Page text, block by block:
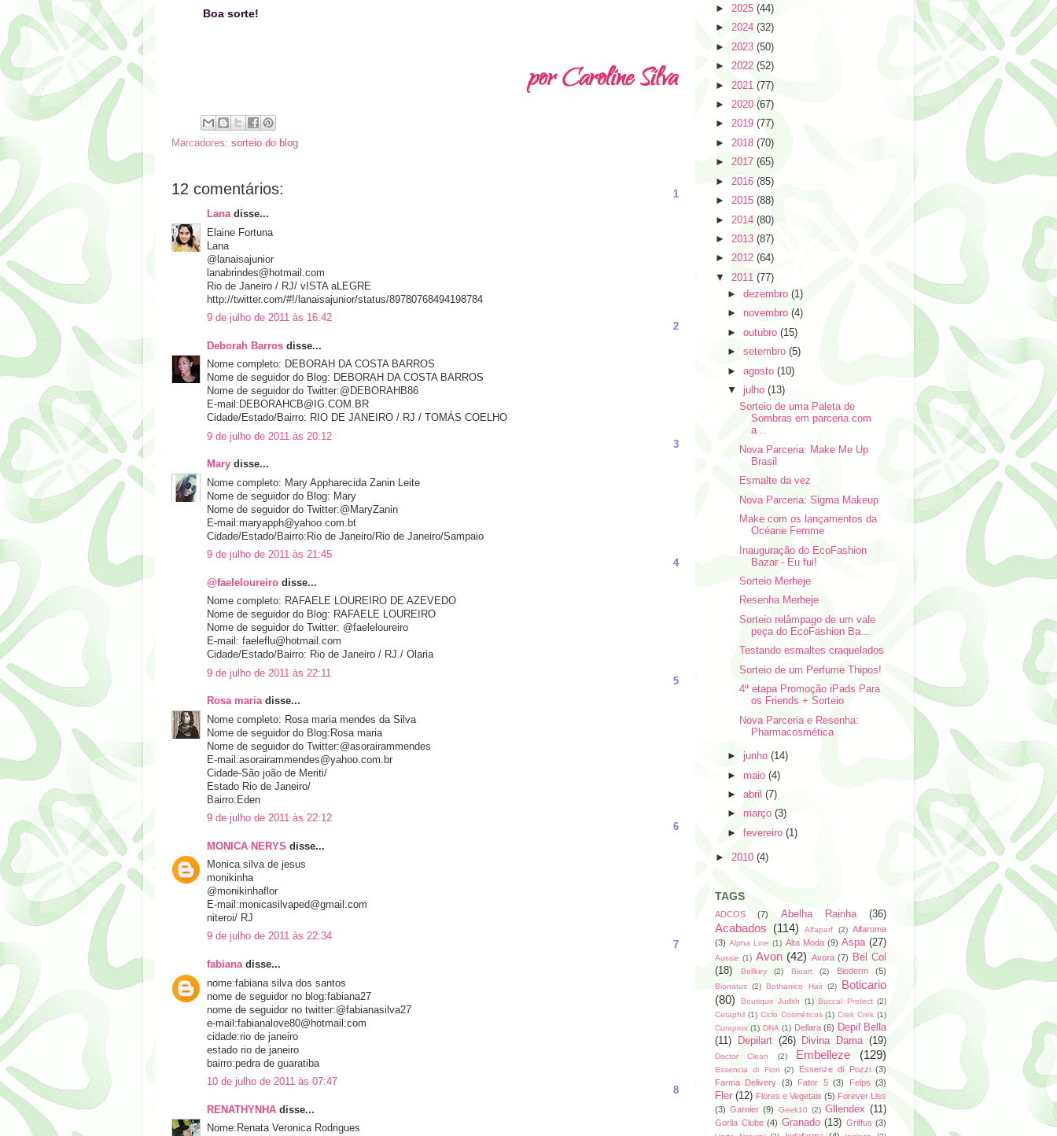
Boa sorte!
Marcadores: sorteio do blog
12 comentários:
Lanadisse...
1
Elaine Fortuna
Lana
@lanaisajunior
lanabrindes@hotmail.com
Rio de Janeiro / RJ/ vISTA aLEGRE
http://twitter.com/#!/lanaisajunior/status/89780768494198784
9 de julho de 2011 às 16:42
Deborah Barros disse...
2
Nome completo: DEBORAH DA COSTA BARROS
Nome de seguidor do Blog: DEBORAH DA COSTA BARROS
Nome de seguidor do Twitter:@DEBORAHB86
E-mail:DEBORAHCB@IG.COM.BR
Cidade/Estado/Bairro: RIO DE JANEIRO / RJ / TOMÁS COELHO
9 de julho de 2011 às 20:12
Mary disse...
3
Nome completo: Mary Appharecida Zanin Leite
Nome de seguidor do Blog: Mary
Nome de seguidor do Twitter:@MaryZanin
E-mail:maryapph@yahoo.com.bt
Cidade/Estado/Bairro:Rio de Janeiro/Rio de Janeiro/Sampaio
9 de julho de 2011 às 21:45
@faeleloureiro disse...
4
Nome completo: RAFAELE LOUREIRO DE AZEVEDO
Nome de seguidor do Blog: RAFAELE LOUREIRO
Nome de seguidor do Twitter: @faeleloureiro
E-mail: faeleflu@hotmail.com
Cidade/Estado/Bairro: Rio de Janeiro / RJ / Olaria
9 de julho de 2011 às 22:11
Rosa mariadisse...
5
Nome completo: Rosa maria mendes da Silva
Nome de seguidor do Blog:Rosa maria
Nome de seguidor do Twitter:@asorairammendes
E-mail:asorairammendes@yahoo.com.br
Cidade-São joão de Meriti/
Estado Rio de Janeiro/
Bairro:Eden
9 de julho de 2011 às 22:12
MONICA NERYS disse...
6
Monica silva de jesus
monikinha
@monikinhaflor
E-mail:monicasilvaped@gmail.com
niteroi/ RJ
9 de julho de 2011 às 22:34
fabianadisse...
7
nome:fabiana silva dos santos
nome de seguidor no blog:fabiana27
nome de seguidor no twitter:@fabianasilva27
e-mail:fabianalove80@hotmail.com
cidade:rio de janeiro
estado rio de janeiro
bairro:pedra de guaratiba
10 de julho de 2011 às 07:47
RENATHYNHA disse...
8
Nome:Renata Veronica Rodrigues
► 2025 (44)
► 2024 (32)
► 2023 (50)
► 2022 (52)
► 2021 (77)
► 2020 (67)
► 2019 (77)
► 2018 (70)
► 2017 (65)
► 2016 (85)
► 2015 (88)
► 2014 (80)
► 2013 (87)
► 2012 (64)
▼ 2011 (77)
►dezembro(1)
► novembro(4)
►outubro(15)
►setembro(5)
►agosto(10)
▼ julho(13)
Sorteio de uma Paleta de
Sombras em parceria com
a...
Nova Parceria: Make Me Up
Brasil
Esmalte da vez
Nova Parceria: Sigma Makeup
Make com os lançamentos da
Océane Femme
Inauguração do EcoFashion
Bazar - Eu fui!
Sorteio Merheje
Resenha Merheje
Sorteio relâmpago de um vale
peça do EcoFashion Ba...
Testando esmaltes craquelados
Sorteio de um Perfume Thipos!
4ª etapa Promoção iPads Para
os Friends + Sorteio
Nova Parceria e Resenha:
Pharmacosmética
► junho(14)
► maio(4)
►abril(7)
► março(3)
►fevereiro(1)
► 2010 (4)
TAGS
ADCOS (7) Abelha Rainha (36)
Acabados (114) Alfaparf (2) Alfaroma
(3) Alpha Line (1) Alta Moda (9) Aspa (27)
Aussie (1) Avon (42) Avora (7)
Bel Col
(18)
Bellkey (2) Bioart (2) Bioderm (5)
Bionatus (2) Bothanico Hair (2)
Boticario
(80)
Boutique Judith (1) Buccal Protect (2)
Cetaphil (1) Ciclo Cosméticos (1) Crek Crek (1)
Curaprox (1) DNA (1) Dellara (6) Depil Bella
(11)
Depilart (26) Divina Dama (19)
Doctor Clean (2) Embelleze (129)
Essencia di Fiori (2) Essenze di Pozzi (3)
Farma Delivery (3) Fator 5 (3) Felps (3)
Fler (12) Flores e Vegetais (5) Forever Liss
(3) Garnier (9) Geek10 (2) Gllendex (11)
Gorila Clube (4) Granado (13) Griffus (3)